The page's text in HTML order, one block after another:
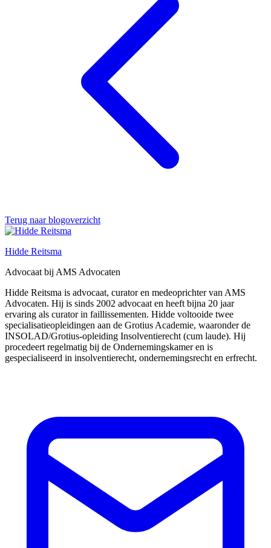
Terug naar blogoverzicht
Hidde Reitsma
Advocaat bij AMS Advocaten
Hidde Reitsma is advocaat, curator en medeoprichter van AMS
Advocaten. Hij is sinds 2002 advocaat en heeft bijna 20 jaar
ervaring als curator in faillissementen. Hidde voltooide twee
specialisatieopleidingen aan de Grotius Academie, waaronder de
INSOLAD/Grotius-opleiding Insolventierecht (cum laude). Hij
procedeert regelmatig bij de Ondernemingskamer en is
gespecialiseerd in insolventierecht, ondernemingsrecht en erfrecht.